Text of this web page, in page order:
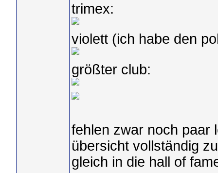
trimex:
violett (ich habe den
größter club:
fehlen zwar noch paar
übersicht vollständig
gleich in die hall of